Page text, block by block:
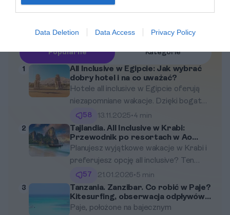
Data Deletion Data Access Privacy Policy
Popularne Kategorie
1
All Inclusive w Egipcie: Jak wybrać
dobry hotel i na co uważać?
Hotele all inclusive w Egipcie oferują
niezapomniane wakacje. Dzięki bogatej
ofercie, pięknym plażom i słońcu przez
cały rok, łatwo się w nich zakochać. Ale
jak nie zgubić się w gąszczu ofert? W
tym artykule znajdziesz szczegółowe
informacje na temat pięciu
sprawdzonych hoteli oraz praktyczne
porady dotyczące wyboru idealnego
miejsca na odpoczynek.
58 13.11.2025•4 min
2
Tajlandia. All Inclusive w Krabi:
Przewodnik po resortach w Ao
Nang i na Railay
Planujesz wyjątkowe wakacje w Krabi i
preferujesz opcję all inclusive? Ten
przewodnik pomoże Ci odkryć
najlepsze resorty w Ao Nang i na Railay,
idealne dla osób ceniących relaks i
wygodę. Dowiedz się, co oferują
57 21.01.2026•5 min
3
Tanzania. Zanzibar. Co robić w Paje?
Kitesurfing, obserwacja odpływów i
wizyta w Jozani Forest
Paje, położone na bajecznym